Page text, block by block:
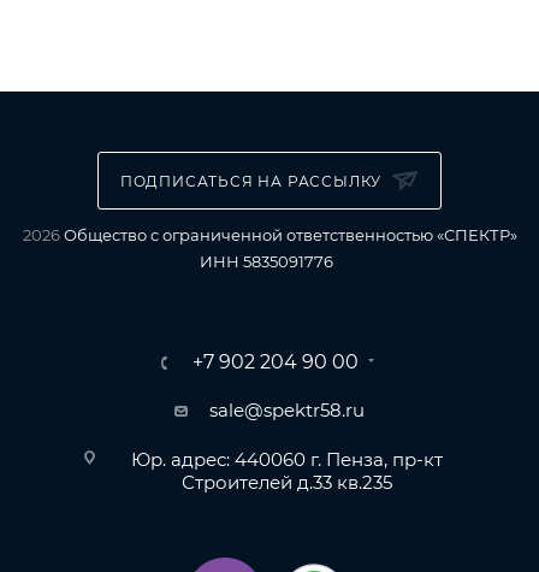
ПОДПИСАТЬСЯ НА РАССЫЛКУ
2026Общество с ограниченной ответственностью «СПЕКТР»
ИНН 5835091776
+7 902 204 90 00
sale@spektr58.ru
Юр. адрес: 440060 г. Пенза, пр-кт
Строителей д.33 кв.235